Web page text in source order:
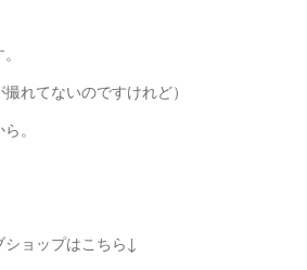
れてないのですけれど）
。
ョップはこちら↓